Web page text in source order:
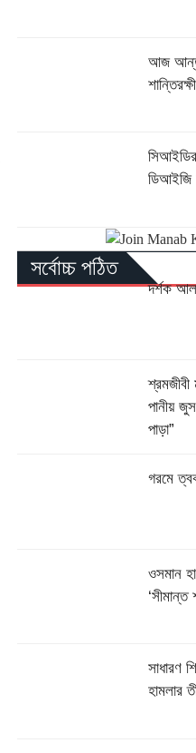
আজ
সর্বোচ্চ পঠিত
দর্শক
শ্রমজীবী
পানীয়
পাড়া”
গরমে
ওসমান
‘সীমান্ত
সাধারণ
হামলার